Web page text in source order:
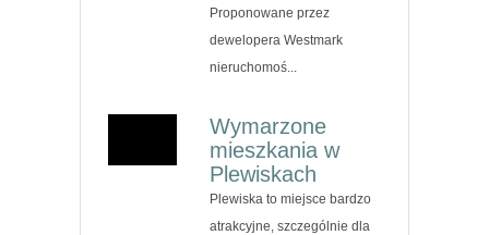
Proponowane przez
dewelopera Westmark
nieruchomoś...
Wymarzone
mieszkania w
Plewiskach
Plewiska to miejsce bardzo
atrakcyjne, szczególnie dla